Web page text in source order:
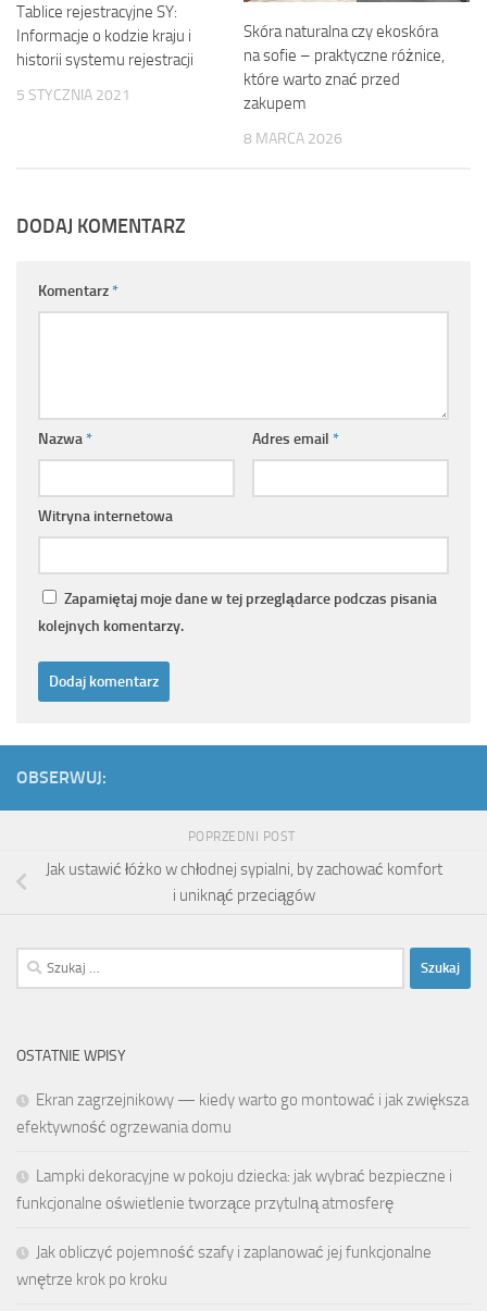
Tablice rejestracyjne SY:
Informacje o kodzie kraju i
historii systemu rejestracji
5 STYCZNIA 2021
Skóra naturalna czy ekoskóra
na sofie – praktyczne różnice,
które warto znać przed
zakupem
8 MARCA 2026
DODAJ KOMENTARZ
Komentarz*
Nazwa* Adres email *
Witryna internetowa
Zapamiętaj moje dane w tej przeglądarce podczas pisania
kolejnych komentarzy.
OBSERWUJ:
POPRZEDNI POST
Jak ustawić łóżko w chłodnej sypialni, by zachować komfort
i uniknąć przeciągów
Szukaj:
OSTATNIE WPISY
Ekran zagrzejnikowy — kiedy warto go montować i jak zwiększa
efektywność ogrzewania domu
Lampki dekoracyjne w pokoju dziecka: jak wybrać bezpieczne i
funkcjonalne oświetlenie tworzące przytulną atmosferę
Jak obliczyć pojemność szafy i zaplanować jej funkcjonalne
wnętrze krok po kroku